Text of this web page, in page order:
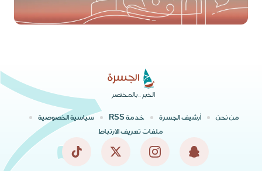
الخبر .. بالمختصر
من نحن أرشيف الجسرة خدمة RSS
سياسية الخصوصية
ملفات تعريف الارتباط